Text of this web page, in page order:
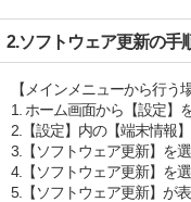
2.ソフトウェア更新の手
【メインメニューから行う場
1. ホーム画面から【設定】
2.【設定】内の【端末情報
3.【ソフトウェア更新】を
4.【ソフトウェア更新】を
5.【ソフトウェア更新】が